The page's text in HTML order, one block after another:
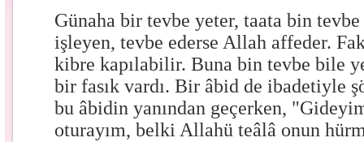
Günaha bir tevbe yeter, taata bin
işleyen, tevbe ederse Allah affeder.
kibre kapılabilir. Buna bin tevbe bile
bir fasık vardı. Bir âbid de ibadetiyle
bu âbidin yanından geçerken,
oturayım, belki Allahü teâlâ onun